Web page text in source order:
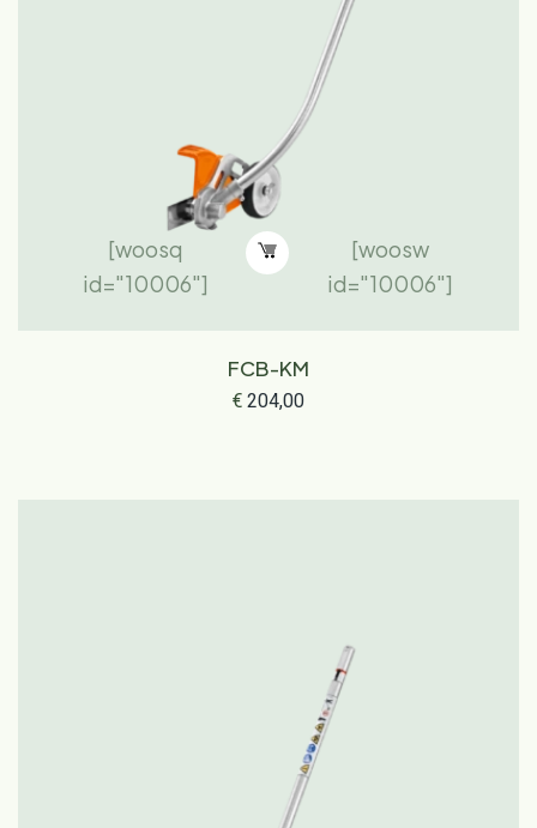
[woosq
id="10006"]
[woosw
id="10006"]
FCB-KM
€204,00